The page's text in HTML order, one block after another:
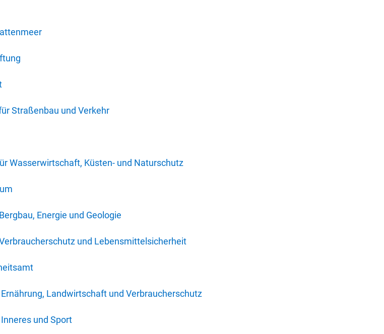
Straßenbau und Verkehr
Wasserwirtschaft, Küsten- und Naturschutz
Energie und Geologie
und Lebensmittelsicherheit
Landwirtschaft und Verbraucherschutz
und Sport